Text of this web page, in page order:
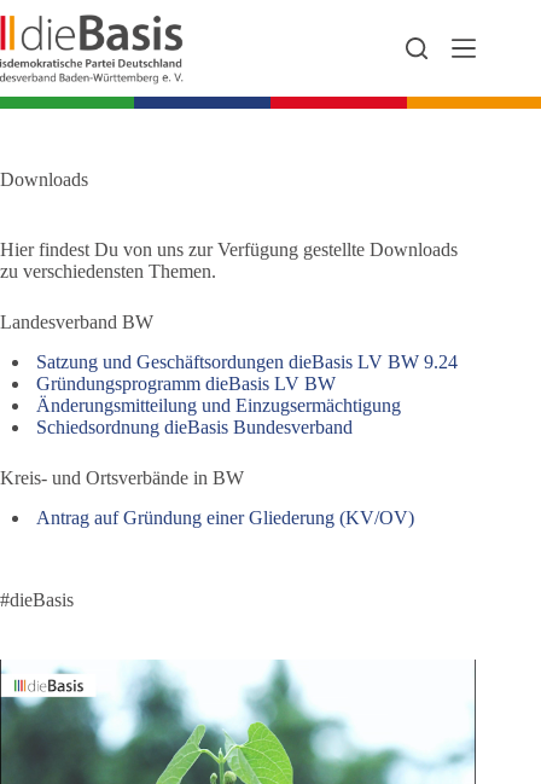
Inhalt
springen
Downloads
Hier findest Du von uns zur Verfügung gestellte Downloads
zu verschiedensten Themen.
Landesverband BW
Satzung und Geschäftsordungen dieBasis LV BW 9.24
Gründungsprogramm dieBasis LV BW
Änderungsmitteilung und Einzugsermächtigung
Schiedsordnung dieBasis Bundesverband
Kreis- und Ortsverbände in BW
Antrag auf Gründung einer Gliederung (KV/OV)
#dieBasis